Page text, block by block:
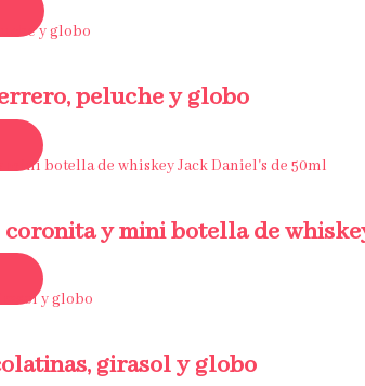
peluche y globo
y mini botella de
girasol y globo